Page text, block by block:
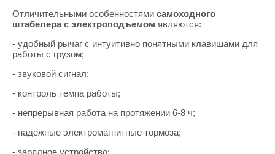
Отличительными особенностями самоходного
штабелера с электроподъемом являются:
- удобный рычаг с интуитивно понятными клавишами для
работы с грузом;
- звуковой сигнал;
- контроль темпа работы;
- непрерывная работа на протяжении 6-8 ч;
- надежные электромагнитные тормоза;
- зарядное устройство;